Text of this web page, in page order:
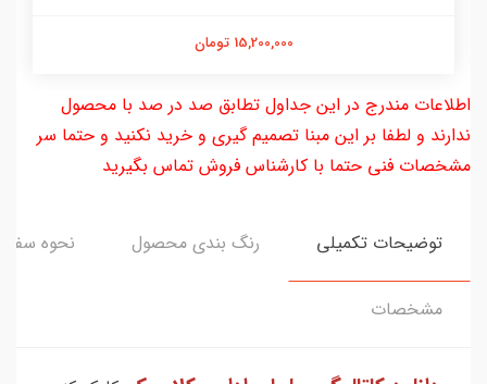
15,200,000 تومان
اطلاعات مندرج در این جداول تطابق صد در صد با محصول
ندارند و لطفا بر این مبنا تصمیم گیری و خرید نکنید و حتما سر
مشخصات فنی حتما با کارشناس فروش تماس بگیرید
توضیحات تکمیلی رنگ بندی محصول نحوه
مشخصات